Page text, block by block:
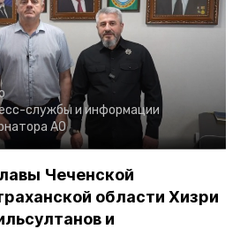
службы и информации
АО
Чеченской
области Хизри
и